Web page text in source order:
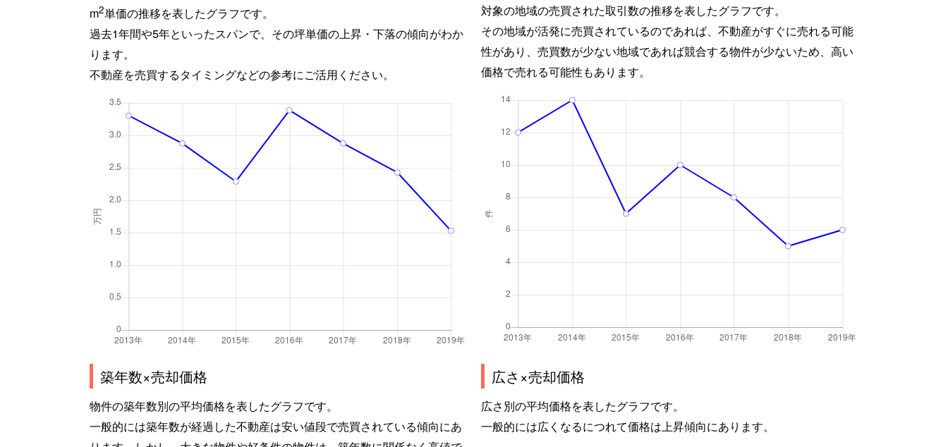
m2単価の推移を表したグラフです。
過去1年間や5年といったスパンで、その坪単価の上昇・下落の傾向がわか
ります。
不動産を売買するタイミングなどの参考にご活用ください。
対象の地域の売買された取引数の推移を表したグラフです。
その地域が活発に売買されているのであれば、不動産がすぐに売れる可能
性があり、売買数が少ない地域であれば競合する物件が少ないため、高い
価格で売れる可能性もあります。
築年数×売却価格
物件の築年数別の平均価格を表したグラフです。
一般的には築年数が経過した不動産は安い値段で売買されている傾向にあ
広さ×売却価格
広さ別の平均価格を表したグラフです。
一般的には広くなるにつれて価格は上昇傾向にあります。